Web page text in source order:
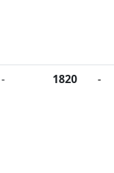
- 1820 -